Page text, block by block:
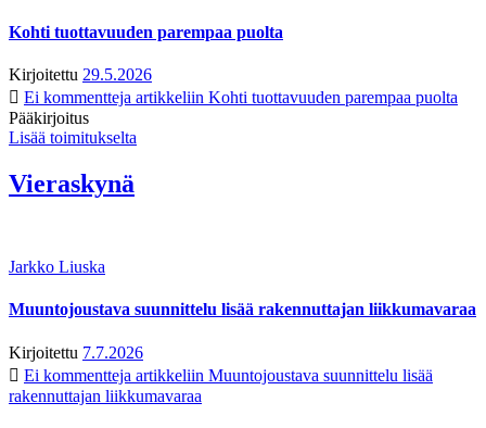
Kohti tuottavuuden parempaa puolta
Kirjoitettu 29.5.2026
Ei kommentteja artikkeliin Kohti tuottavuuden parempaa puolta
Pääkirjoitus
Lisää toimitukselta
Vieraskynä
Jarkko Liuska
Muuntojoustava suunnittelu lisää rakennuttajan liikkumavaraa
Kirjoitettu 7.7.2026
Ei kommentteja artikkeliin Muuntojoustava suunnittelu lisää
rakennuttajan liikkumavaraa